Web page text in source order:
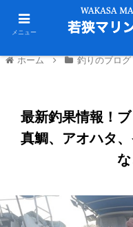
ホーム 釣りのブログ
最新釣果情報！
真鯛、アオハタ
な
メニュー